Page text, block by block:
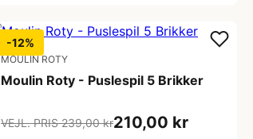
-12%
MOULIN ROTY
Moulin Roty - Puslespil 5 Brikker
VEJL. PRIS 239,00 kr210,00 kr